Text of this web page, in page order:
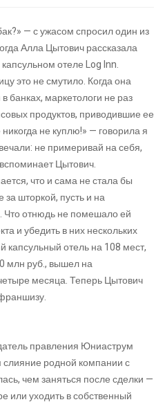
— с ужасом спросил один из
Алла Цытович рассказала
отеле Log Inn.
это не смутило. Когда она
банках, маркетологи не раз
продуктов, приводившие ее
не куплю!» — говорила я
не примеривай на себя,
Цытович.
что и сама не стала бы
за шторкой, пусть и на
отнюдь не помешало ей
и убедить в них нескольких
капсульный отель на 108 мест,
млн руб., вышел на
месяца. Теперь Цытович
правления Юниаструм
родной компании с
чем заняться после сделки —
или уходить в собственный